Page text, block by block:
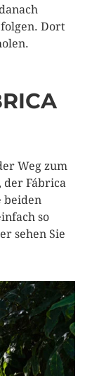
Dort
Weg zum
der Fábrica
beiden
so
sehen Sie